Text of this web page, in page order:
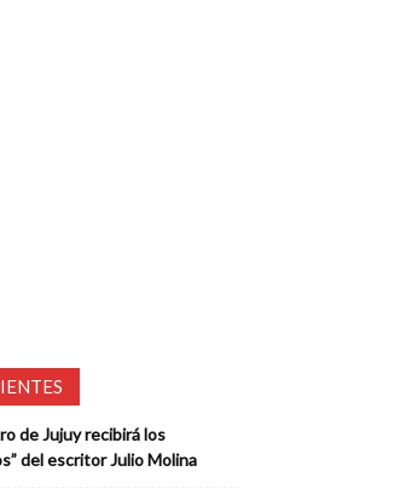
de Jujuy recibirá los
del escritor Julio Molina